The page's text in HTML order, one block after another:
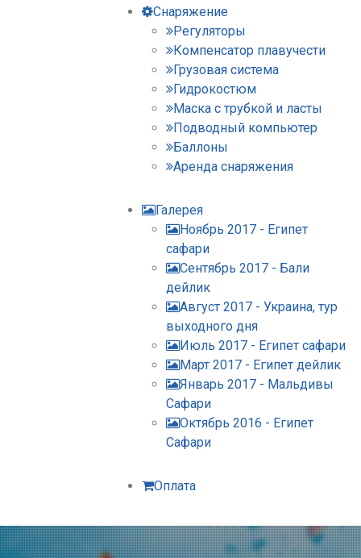
Снаряжение
Регуляторы
Компенсатор плавучести
Грузовая система
Гидрокостюм
Маска с трубкой и ласты
Подводный компьютер
Баллоны
Аренда снаряжения
Галерея
Ноябрь 2017 - Египет
сафари
Сентябрь 2017 - Бали
дейлик
Август 2017 - Украина, тур
выходного дня
Июль 2017 - Египет сафари
Март 2017 - Египет дейлик
Январь 2017 - Мальдивы
Сафари
Октябрь 2016 - Египет
Сафари
Оплата